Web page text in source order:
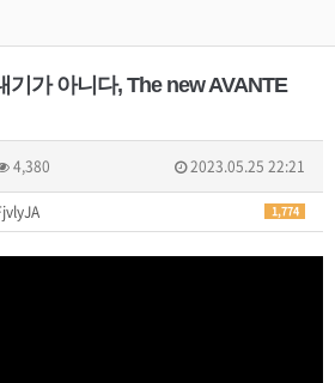
기가 아니다, The new AVANTE
4,380 2023.05.25 22:21
1,774